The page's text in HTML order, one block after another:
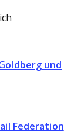
und
Federation